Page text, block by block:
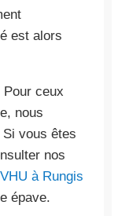
est alors
Pour ceux
nous
vous êtes
nos
à Rungis
épave.